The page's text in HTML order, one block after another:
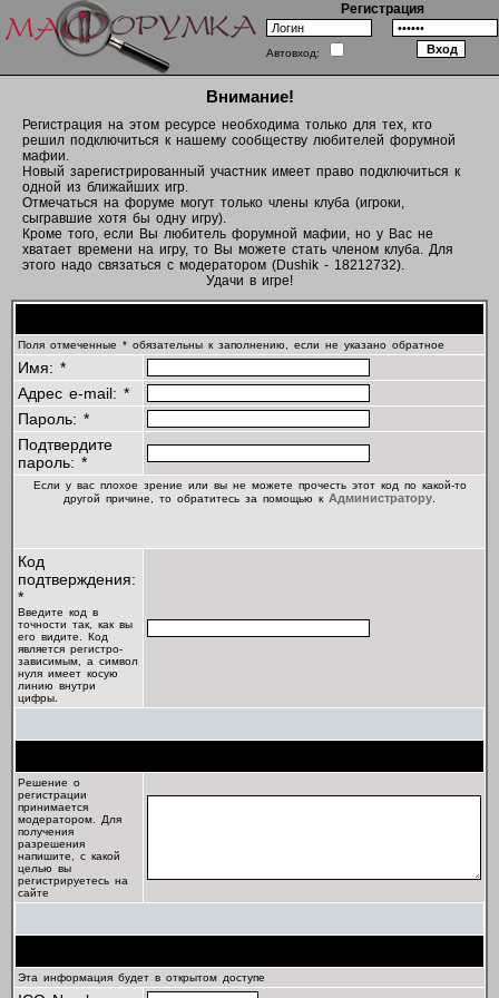
Регистрация
Автовход:
Внимание!
Регистрация на этом ресурсе необходима только для тех, кто
решил подключиться к нашему сообществу любителей форумной
мафии.
Новый зарегистрированный участник имеет право подключиться к
одной из ближайших игр.
Отмечаться на форуме могут только члены клуба (игроки,
сыгравшие хотя бы одну игру).
Кроме того, если Вы любитель форумной мафии, но у Вас не
хватает времени на игру, то Вы можете стать членом клуба. Для
этого надо связаться с модератором (Dushik - 18212732).
Удачи в игре!
Поля отмеченные * обязательны к заполнению, если не указано обратное
Имя: *
Адрес e-mail: *
Пароль: *
Подтвердите
пароль: *
Если у вас плохое зрение или вы не можете прочесть этот код по какой-то
другой причине, то обратитесь за помощью к Администратору
Код
подтверждения:
*
Введите код в
точности так, как вы
его видите. Код
является регистро-
зависимым, а символ
нуля имеет косую
линию внутри
цифры.
Решение о
регистрации
принимается
модератором. Для
получения
разрешения
напишите, с какой
целью вы
регистрируетесь на
сайте
Эта информация будет в открытом доступе